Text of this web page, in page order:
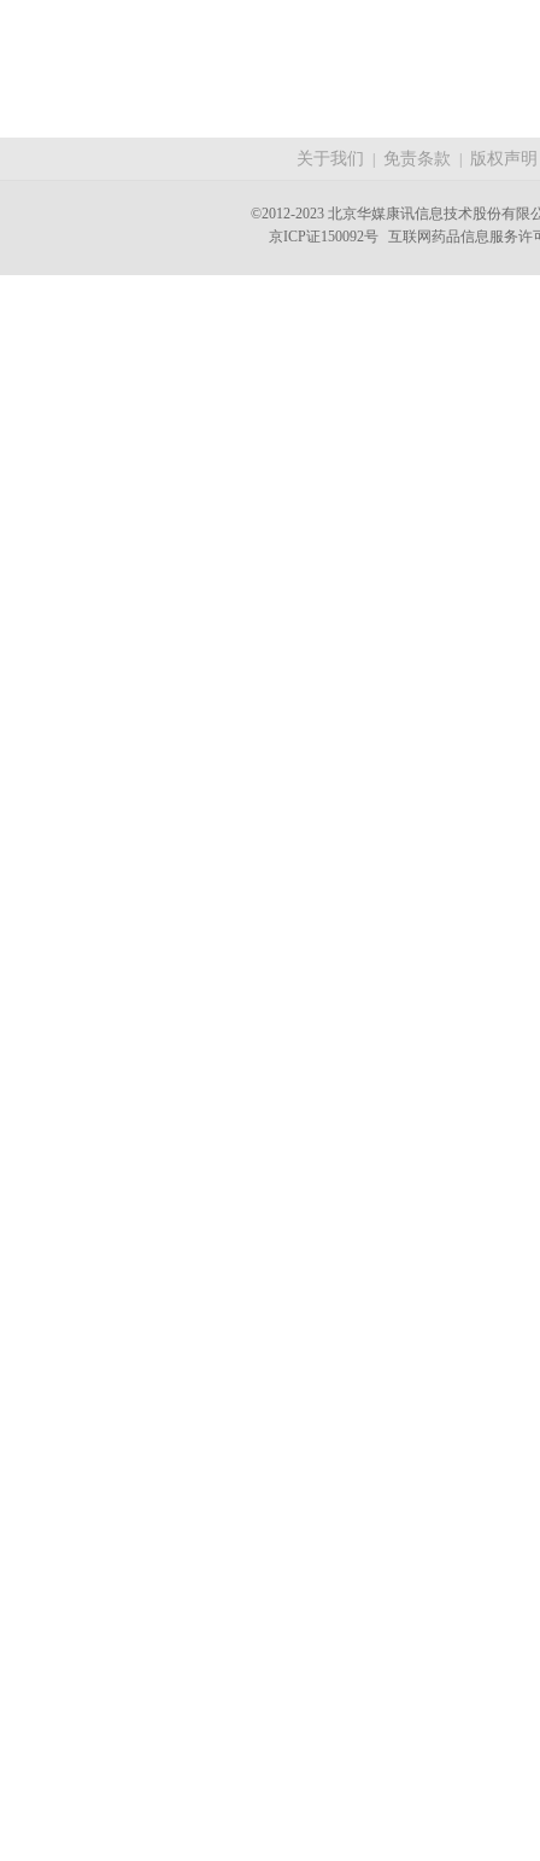
关于我们 免责条款 版权声明
©2012-2023 北京华媒康讯信息技术股份有限
京ICP证150092号
互联网药品信息服务许